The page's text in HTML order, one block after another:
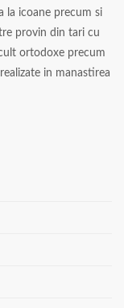
la icoane precum si
provin din tari cu
ortodoxe precum
in manastirea